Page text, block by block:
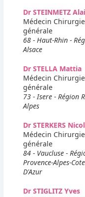
Dr STEINMETZ
Médecin Chirurgie
générale
68 - Haut-Rhin -
Alsace
Dr STELLA Mattia
Médecin Chirurgie
générale
73 - Isere - Région
Alpes
Dr STERKERS
Médecin Chirurgie
générale
84 - Vaucluse -
Provence-Alpes-Cote
D'Azur
Dr STIGLITZ Yves